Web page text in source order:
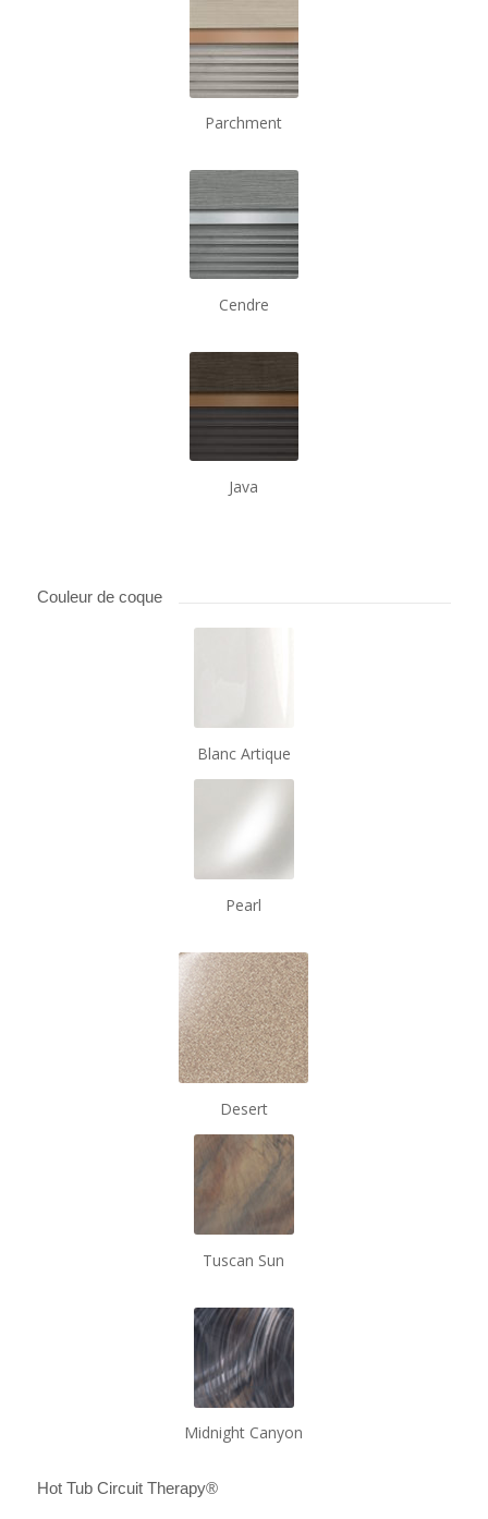
Parchment
Cendre
Java
Couleur de coque
Blanc Artique
Pearl
Desert
Tuscan Sun
Midnight Canyon
Hot Tub Circuit Therapy®